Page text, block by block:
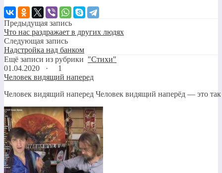
Предыдущая запись
Что нас раздражает в других людях
Следующая запись
Надстройка над банком
Ещё записи из рубрики "Стихи"
01.04.2020 ·
1
Человек видящий наперед
Человек видящий наперед Человек видящий наперёд — это